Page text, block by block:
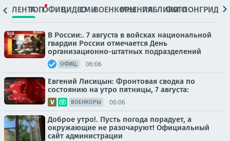
ЛЕНТАТОПОФИЦ.ВИДЕОСМИВОЕНКОРЫМНЕНИЯПАБЛИКИ
ФОТОЛОНГРИДЫ
В России:. 7 августа в войсках национальной
гвардии России отмечается День
организационно-штатных подразделений
ОФИЦ. 06:06
Евгений Лисицын: Фронтовая сводка по
состоянию на утро пятницы, 7 августа:
ВОЕНКОРЫ 06:06
Доброе утро!. Пусть погода порадует, а
окружающие не разочаруют! Официальный
сайт администрации